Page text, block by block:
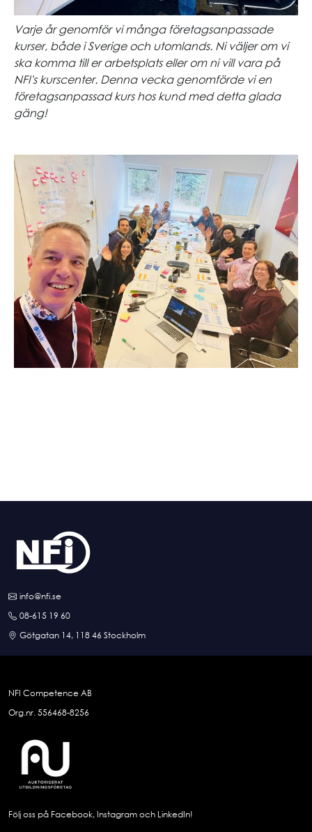
Varje år genomför vi många företagsanpassade
kurser, både i Sverige och utomlands. Ni väljer om vi
ska komma till er arbetsplats eller om ni vill vara på
NFI's kurscenter. Denna vecka genomförde vi en
företagsanpassad kurs hos kund med detta glada
gäng!
info@nfi.se
08-615 19 60
Götgatan 14, 118 46 Stockholm
NFI Competence AB
Org.nr. 556468-8256
Följ oss på Facebook, Instagram och LinkedIn!